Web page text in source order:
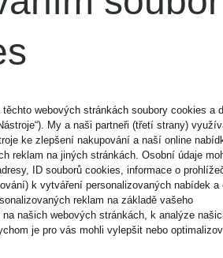
Kč
Sluneční
brýle
MK1164
2 200
těchto webových stránkách soubory cookies a
My a naši partneři (třetí strany)
ke zlepšení nakupování a naší online
reklam na jiných stránkách. Osobní údaje
ID souborů cookies, informace o
k vytváření personalizovaných nabídek a
reklam na základě vašeho
našich webových stránkách, k analýze
je pro vás mohli vylepšit nebo